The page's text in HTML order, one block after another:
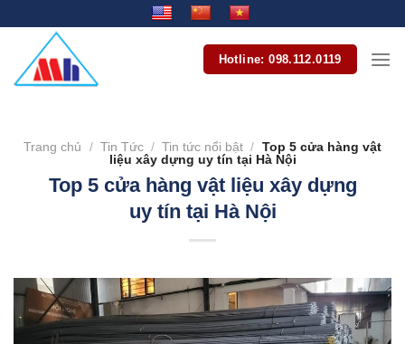
dung
Hotline: 098.112.0119
Trang chủ / Tin Tức / Tin tức nổi bật / Top 5 cửa hàng vật
liệu xây dựng uy tín tại Hà Nội
Top 5 cửa hàng vật liệu xây dựng
uy tín tại Hà Nội